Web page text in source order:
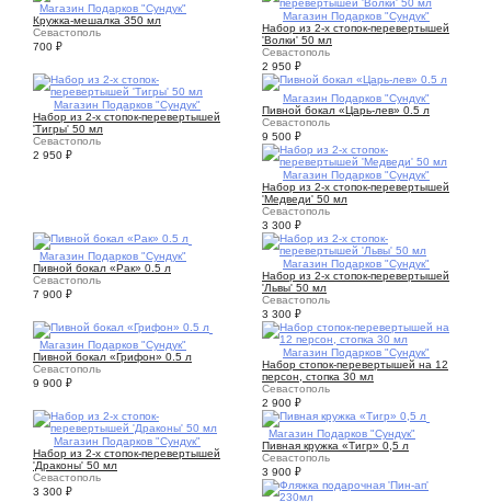
Магазин Подарков "Сундук"
Кружка-мешалка 350 мл
Севастополь
700 ₽
Магазин Подарков "Сундук"
Набор из 2-х стопок-перевертышей
'Волки' 50 мл
Севастополь
2 950 ₽
Магазин Подарков "Сундук"
Набор из 2-х стопок-перевертышей
'Тигры' 50 мл
Севастополь
2 950 ₽
Магазин Подарков "Сундук"
Пивной бокал «Царь-лев» 0.5 л
Севастополь
9 500 ₽
Магазин Подарков "Сундук"
Набор из 2-х стопок-перевертышей
'Медведи' 50 мл
Севастополь
3 300 ₽
Магазин Подарков "Сундук"
Пивной бокал «Рак» 0.5 л
Севастополь
7 900 ₽
Магазин Подарков "Сундук"
Набор из 2-х стопок-перевертышей
'Львы' 50 мл
Севастополь
3 300 ₽
Магазин Подарков "Сундук"
Пивной бокал «Грифон» 0.5 л
Севастополь
9 900 ₽
Магазин Подарков "Сундук"
Набор стопок-перевертышей на 12
персон, стопка 30 мл
Севастополь
2 900 ₽
Магазин Подарков "Сундук"
Набор из 2-х стопок-перевертышей
'Драконы' 50 мл
Севастополь
3 300 ₽
Магазин Подарков "Сундук"
Пивная кружка «Тигр» 0,5 л
Севастополь
3 900 ₽